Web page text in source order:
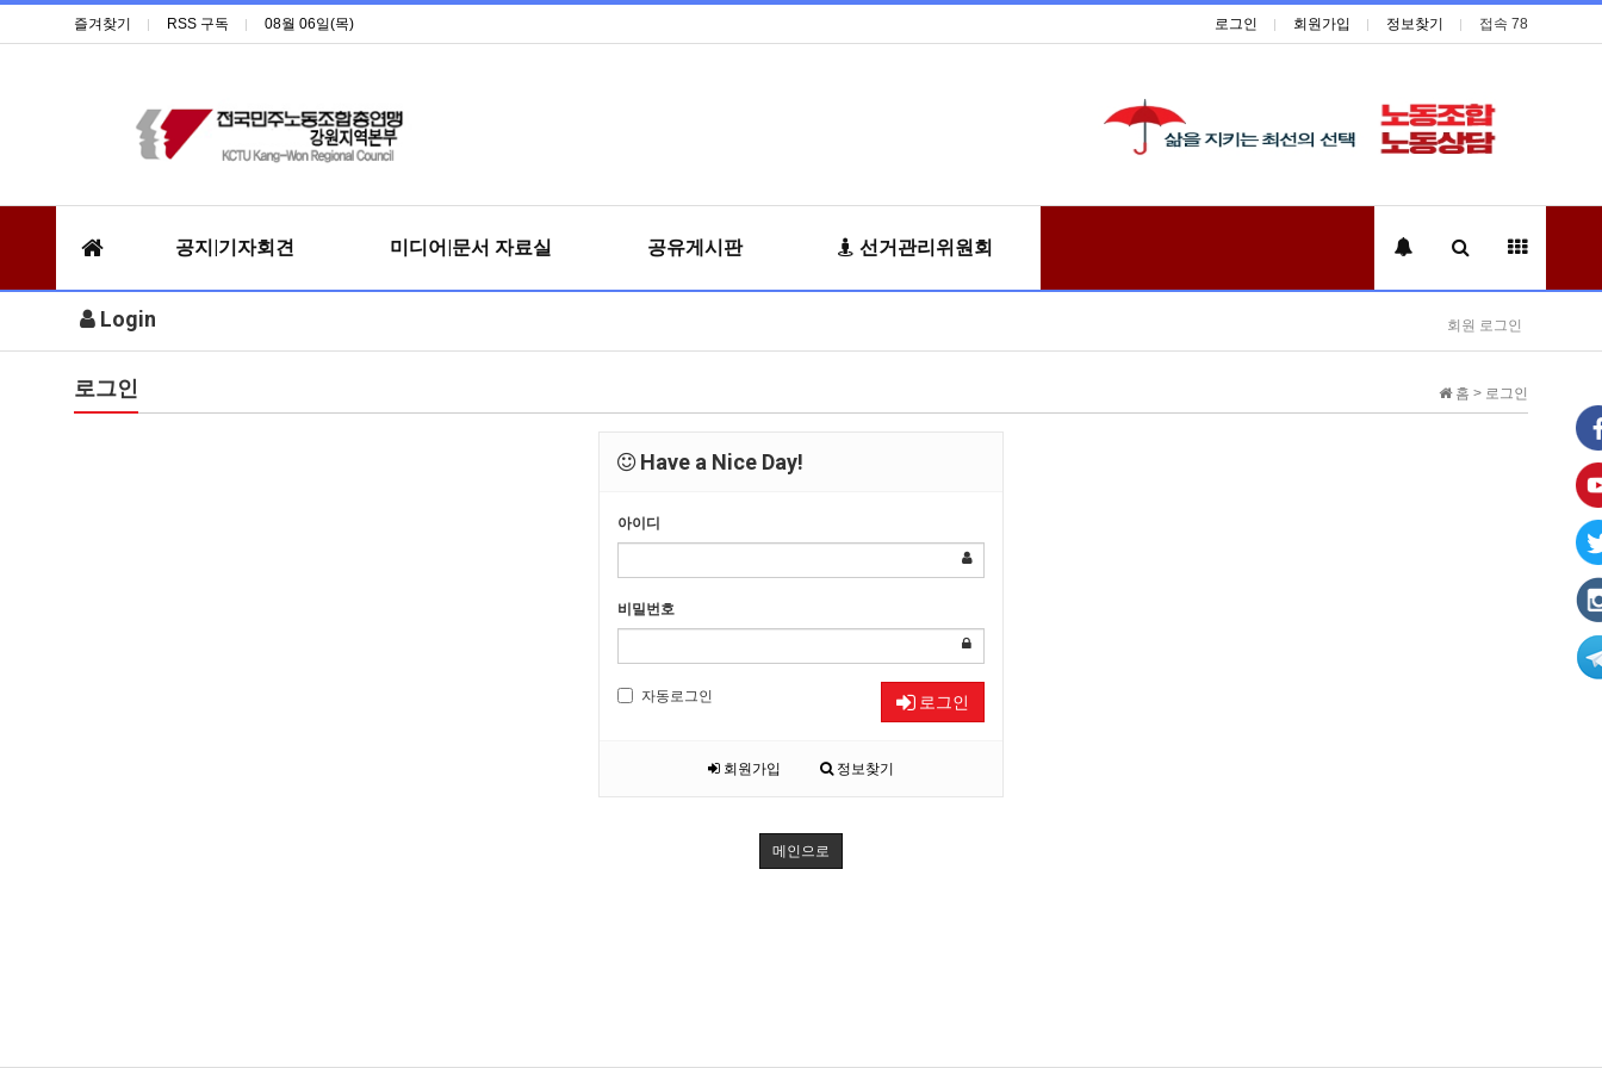
즐겨찾기 RSS 구독 08월 06일(목) 로그인 회원가입 정보찾기 접속 78
공지|기자회견 미디어|문서 자료실 공유게시판 선거관리위원회
Login 회원 로그인
홈 > 로그인
로그인
Have a Nice Day!
아이디
비밀번호
자동로그인 로그인
회원가입 정보찾기
메인으로